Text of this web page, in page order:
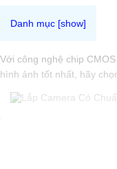
Với công nghệ chip
hình ảnh tốt nhất, hãy